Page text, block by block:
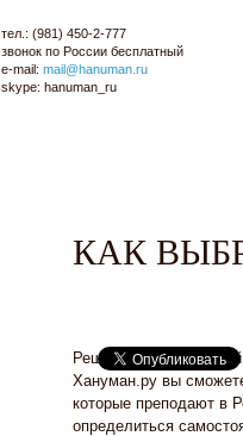
тел.: (981) 450-2-777
звонок по России бесплатный
e-mail: mail@hanuman.ru
skype: hanuman_ru
КАК
Решили заняться
Хануман.ру вы
которые преподают в
определиться